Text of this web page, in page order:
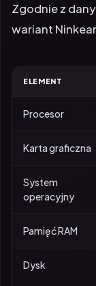
Zgodnie z
wariant
ELEMENT
Procesor
Karta graficzna
System
operacyjny
Pamięć RAM
Dysk